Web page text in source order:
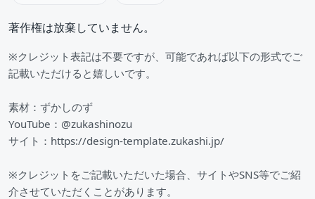
著作権は放棄していません。
※クレジット表記は不要ですが、可能であれば以下の形式でご
記載いただけると嬉しいです。
素材：ずかしのず
YouTube：@zukashinozu
サイト：https://design-template.zukashi.jp/
※クレジットをご記載いただいた場合、サイトやSNS等でご紹
介させていただくことがあります。